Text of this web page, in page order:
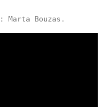
Bouzas.